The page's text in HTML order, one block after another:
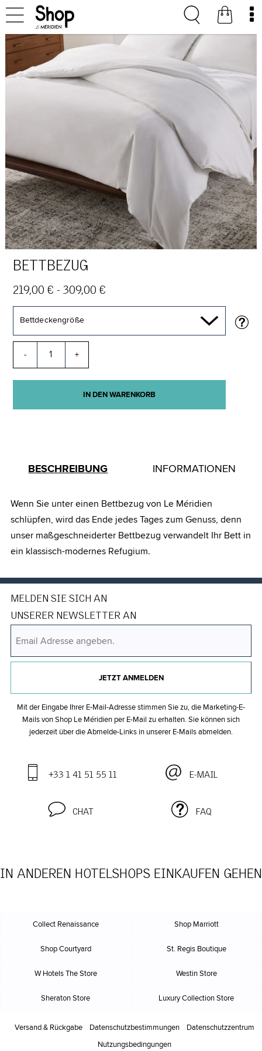
BETTBEZUG
219,00 € - 309,00 €
Bettdeckengröße
- +
IN DEN WARENKORB
BESCHREIBUNG INFORMATIONEN
Wenn Sie unter einen Bettbezug von Le Méridien
schlüpfen, wird das Ende jedes Tages zum Genuss, denn
unser maßgeschneiderter Bettbezug verwandelt Ihr Bett in
ein klassisch-modernes Refugium.
MELDEN SIE SICH AN
UNSERER NEWSLETTER AN
JETZT ANMELDEN
Mit der Eingabe Ihrer E-Mail-Adresse stimmen Sie zu, die Marketing-E-
Mails von Shop Le Méridien per E-Mail zu erhalten. Sie können sich
jederzeit über die Abmelde-Links in unserer E-Mails abmelden.
+33 1 41 51 55 11 E-MAIL
CHAT FAQ
IN ANDEREN HOTELSHOPS EINKAUFEN GEHEN
Collect Renaissance Shop Marriott
Shop Courtyard St. Regis Boutique
W Hotels The Store Westin Store
Sheraton Store Luxury Collection Store
Versand & Rückgabe Datenschutzbestimmungen Datenschutzzentrum
Nutzungsbedingungen